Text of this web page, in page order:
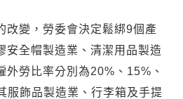
改變，勞委會決定鬆綁9個產
安全帽製造業、清潔用品製造
外勞比率分別為20%、15%、
服飾品製造業、行李箱及手提